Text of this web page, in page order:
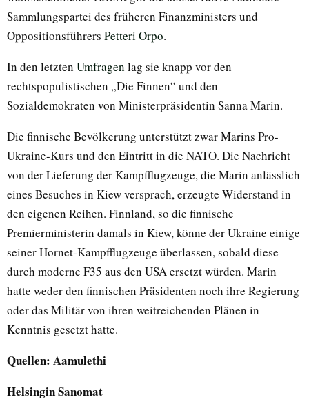
Sammlungspartei des früheren Finanzministers und
Oppositionsführers Petteri Orpo.
In den letzten Umfragen lag sie knapp vor den
rechtspopulistischen „Die Finnen“ und den
Sozialdemokraten von Ministerpräsidentin Sanna Marin.
Die finnische Bevölkerung unterstützt zwar Marins Pro-
Ukraine-Kurs und den Eintritt in die NATO. Die Nachricht
von der Lieferung der Kampfflugzeuge, die Marin anlässlich
eines Besuches in Kiew versprach, erzeugte Widerstand in
den eigenen Reihen. Finnland, so die finnische
Premierministerin damals in Kiew, könne der Ukraine einige
seiner Hornet-Kampfflugzeuge überlassen, sobald diese
durch moderne F35 aus den USA ersetzt würden. Marin
hatte weder den finnischen Präsidenten noch ihre Regierung
oder das Militär von ihren weitreichenden Plänen in
Kenntnis gesetzt hatte.
Quellen: Aamulethi
Helsingin Sanomat